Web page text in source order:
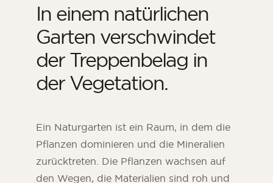
In einem natürlichen
Garten verschwindet
der Treppenbelag in
der Vegetation.
Ein Naturgarten ist ein Raum, in dem die
Pflanzen dominieren und die Mineralien
zurücktreten. Die Pflanzen wachsen auf
den Wegen, die Materialien sind roh und